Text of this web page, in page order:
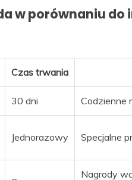
w porównaniu do
Czas trwania
30 dni Codzienne
Jednorazowy Specjalne
Nagrody